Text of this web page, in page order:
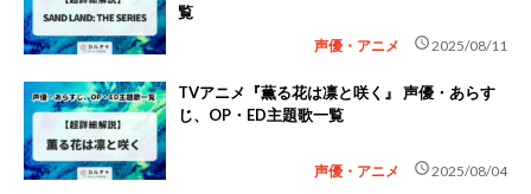
覧
声優・アニメ schedule2025/08/11
TVアニメ『薫る花は凛と咲く』 声優・あらす
じ、OP・ED主題歌一覧
声優・アニメ schedule2025/08/04